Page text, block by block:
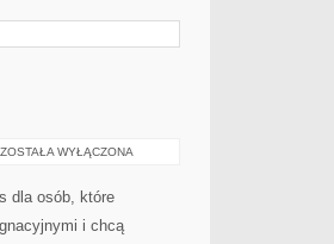
LVMH
ZOSTAŁA WYŁĄCZONA
dla osób, które
i chcą